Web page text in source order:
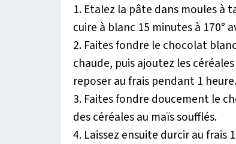
1. Etalez la pâte dans moules à
cuire à blanc 15 minutes à 170°
2. Faites fondre le chocolat
chaude, puis ajoutez les
reposer au frais pendant 1 heure.
3. Faites fondre doucement le
des céréales au maïs soufflés.
4. Laissez ensuite durcir au frais